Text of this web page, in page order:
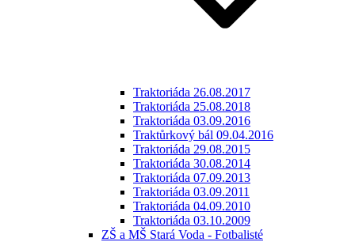
Traktoriáda 26.08.2017
Traktoriáda 25.08.2018
Traktoriáda 03.09.2016
Traktůrkový bál 09.04.2016
Traktoriáda 29.08.2015
Traktoriáda 30.08.2014
Traktoriáda 07.09.2013
Traktoriáda 03.09.2011
Traktoriáda 04.09.2010
Traktoriáda 03.10.2009
ZŠ a MŠ Stará Voda - Fotbalisté